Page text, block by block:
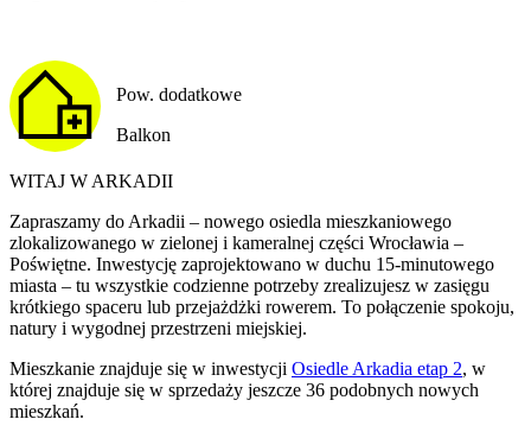
Pow. dodatkowe
Balkon
WITAJ W ARKADII
Zapraszamy do Arkadii – nowego osiedla mieszkaniowego
zlokalizowanego w zielonej i kameralnej części Wrocławia –
Poświętne. Inwestycję zaprojektowano w duchu 15-minutowego
miasta – tu wszystkie codzienne potrzeby zrealizujesz w zasięgu
krótkiego spaceru lub przejażdżki rowerem. To połączenie spokoju,
natury i wygodnej przestrzeni miejskiej.
Mieszkanie znajduje się w inwestycji Osiedle Arkadia etap 2, w
której znajduje się w sprzedaży jeszcze 36 podobnych nowych
mieszkań.